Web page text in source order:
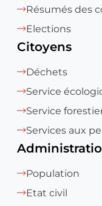
Résumés des
Elections
Citoyens
Déchets
Service
Service
Services aux
Population
Etat civil